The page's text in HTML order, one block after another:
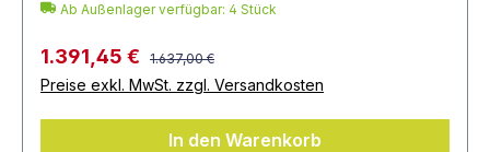
Ab Außenlager verfügbar: 4 Stück
1.391,45 € 1.637,00 €
Preise exkl. MwSt. zzgl. Versandkosten
In den Warenkorb